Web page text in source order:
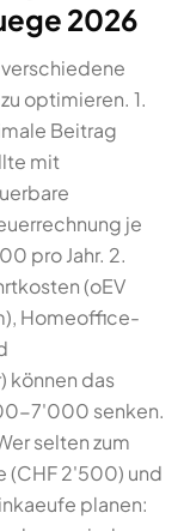
2026
optimieren. 1.
Beitrag
mit
je
pro Jahr. 2.
(oEV
Homeoffice-
können das
7'000 senken.
selten zum
(CHF 2'500) und
planen: